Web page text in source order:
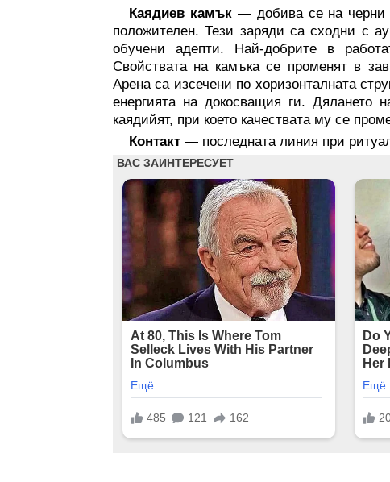
Каядиев камък— добива се на черни
положителен. Тези заряди са сходни с
обучени адепти. Най-добрите в
Свойствата на камъка се променят в
Арена са изсечени по хоризонталната
енергията на докосващия ги. Дялането
каядийят, при което качествата му се
Контакт — последната линия при